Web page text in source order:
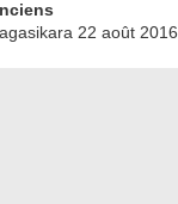
22 août 2016